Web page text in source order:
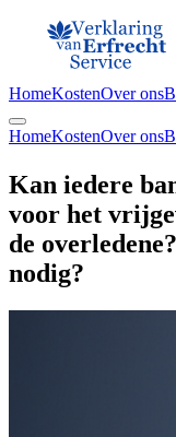
HomeKostenOver ons
HomeKostenOver ons
Kan iedere
voor het
de
nodig?